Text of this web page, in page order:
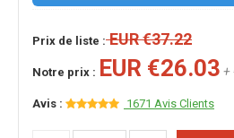
Prix de liste :EUR €37.22
Notre prix : EUR €26.03 +
Avis : 1671 Avis Clients